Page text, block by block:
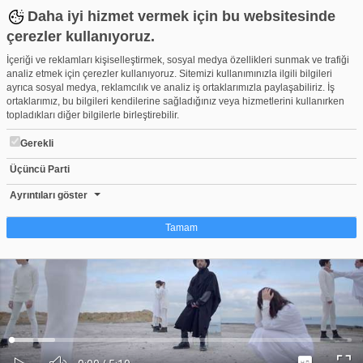
Daha iyi hizmet vermek için bu websitesinde
çerezler kullanıyoruz.
İçeriği ve reklamları kişiselleştirmek, sosyal medya özellikleri sunmak ve trafiği
analiz etmek için çerezler kullanıyoruz. Sitemizi kullanımınızla ilgili bilgileri
ayrıca sosyal medya, reklamcılık ve analiz iş ortaklarımızla paylaşabiliriz. İş
ortaklarımız, bu bilgileri kendilerine sağladığınız veya hizmetlerini kullanırken
topladıkları diğer bilgilerle birleştirebilir.
Gerekli
Üçüncü Parti
Ayrıntıları göster
Tamam
Çerez nedir?
Çerezler, web-sitelerinin, kullanıcıların deneyimlerini daha verimli hale getirmek
amacıyla kullandığı küçük metin dosyalarıdır. Yasalara göre, bu sitenin
işletilmesi için kesinlikle gerekli olan çerezleri cihazınıza yerleştirebiliyoruz.
Diğer çerez türleri için sizden izin almamız gerekiyor. Bu site farklı çerez türleri
kullanmaktadır. Bazı çerezler, sayfalarımızda yer alan üçüncü şahıs hizmetleri
tarafından yerleştirilir. İzniniz şu alanlar için geçerlidir: web.tv
Ses
Yüklendi:
0%
Yükleniyor:
Mabel Matiz - Gök Nerede